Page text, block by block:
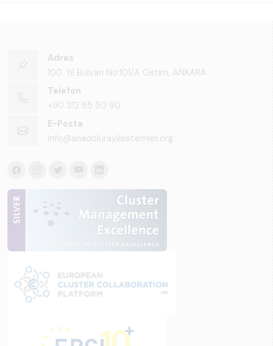
Adres
100. Yıl Bulvarı No:101/A Ostim, ANKARA
Telefon
+90 312 85 50 90
E-Posta
info@anadoluraylisistemler.org